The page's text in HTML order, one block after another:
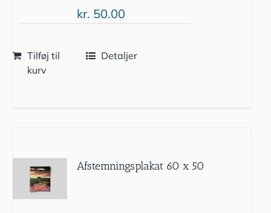
kr. 50.00
Tilføj til
kurv
Detaljer
Afstemningsplakat 60 x 50